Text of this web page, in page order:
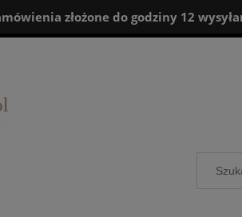
złożone do godziny 12